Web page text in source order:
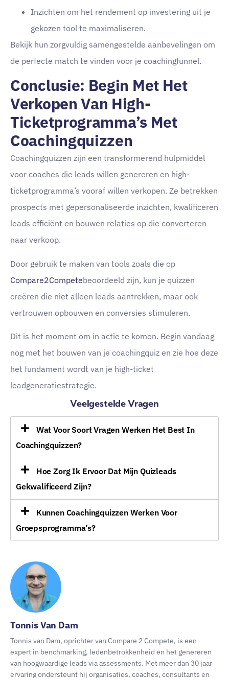
Inzichten om het rendement op investering uit je
gekozen tool te maximaliseren.
Bekijk hun zorgvuldig samengestelde aanbevelingen om
de perfecte match te vinden voor je coachingfunnel.
Conclusie: Begin Met Het
Verkopen Van High-
Ticketprogramma’s Met
Coachingquizzen
Coachingquizzen zijn een transformerend hulpmiddel
voor coaches die leads willen genereren en high-
ticketprogramma’s vooraf willen verkopen. Ze betrekken
prospects met gepersonaliseerde inzichten, kwalificeren
leads efficiënt en bouwen relaties op die converteren
naar verkoop.
Door gebruik te maken van tools zoals die op
Compare2Competebeoordeeld zijn, kun je quizzen
creëren die niet alleen leads aantrekken, maar ook
vertrouwen opbouwen en conversies stimuleren.
Dit is het moment om in actie te komen. Begin vandaag
nog met het bouwen van je coachingquiz en zie hoe deze
het fundament wordt van je high-ticket
leadgeneratiestrategie.
Veelgestelde Vragen
Wat Voor Soort Vragen Werken Het Best In
Coachingquizzen?
Hoe Zorg Ik Ervoor Dat Mijn Quizleads
Gekwalificeerd Zijn?
Kunnen Coachingquizzen Werken Voor
Groepsprogramma’s?
Tonnis Van Dam
Tonnis van Dam, oprichter van Compare 2 Compete, is een
expert in benchmarking, ledenbetrokkenheid en het genereren
van hoogwaardige leads via assessments. Met meer dan 30 jaar
ervaring ondersteunt hij organisaties, coaches, consultants en